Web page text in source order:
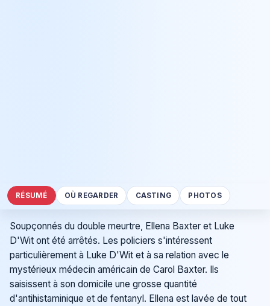
RÉSUMÉ OÙ REGARDER CASTING PHOTOS
Soupçonnés du double meurtre, Ellena Baxter et Luke
D'Wit ont été arrêtés. Les policiers s'intéressent
particulièrement à Luke D'Wit et à sa relation avec le
mystérieux médecin américain de Carol Baxter. Ils
saisissent à son domicile une grosse quantité
d'antihistaminique et de fentanyl. Ellena est lavée de tout